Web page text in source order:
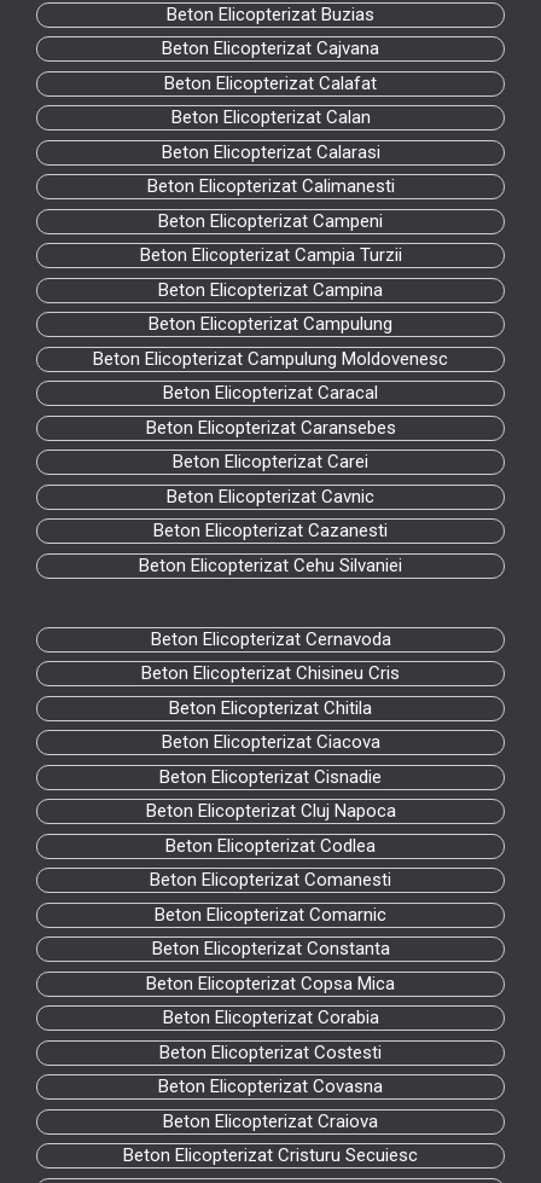
Beton Elicopterizat Buzias
Beton Elicopterizat Cajvana
Beton Elicopterizat Calafat
Beton Elicopterizat Calan
Beton Elicopterizat Calarasi
Beton Elicopterizat Calimanesti
Beton Elicopterizat Campeni
Beton Elicopterizat Campia Turzii
Beton Elicopterizat Campina
Beton Elicopterizat Campulung
Beton Elicopterizat Campulung Moldovenesc
Beton Elicopterizat Caracal
Beton Elicopterizat Caransebes
Beton Elicopterizat Carei
Beton Elicopterizat Cavnic
Beton Elicopterizat Cazanesti
Beton Elicopterizat Cehu Silvaniei
Beton Elicopterizat Cernavoda
Beton Elicopterizat Chisineu Cris
Beton Elicopterizat Chitila
Beton Elicopterizat Ciacova
Beton Elicopterizat Cisnadie
Beton Elicopterizat Cluj Napoca
Beton Elicopterizat Codlea
Beton Elicopterizat Comanesti
Beton Elicopterizat Comarnic
Beton Elicopterizat Constanta
Beton Elicopterizat Copsa Mica
Beton Elicopterizat Corabia
Beton Elicopterizat Costesti
Beton Elicopterizat Covasna
Beton Elicopterizat Craiova
Beton Elicopterizat Cristuru Secuiesc